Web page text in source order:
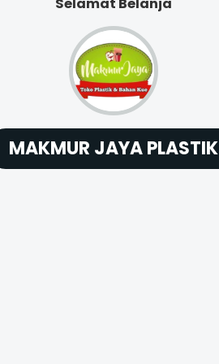
MAKMUR JAYA PLASTIK